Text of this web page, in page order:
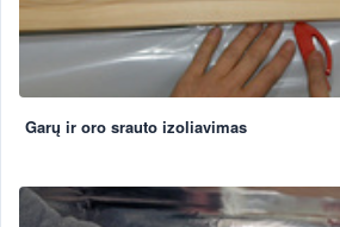
Garų ir oro srauto izoliavimas